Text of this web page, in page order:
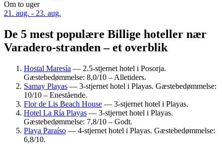
Om to uger
21. aug. - 23. aug.
De 5 mest populære Billige hoteller nær
Varadero-stranden – et overblik
Hostal Maresía — 2.5-stjernet hotel i Posorja.
Gæstebedømmelse: 8,0/10 – Alletiders.
Samay Playas — 3-stjernet hotel i Playas. Gæstebedømmelse:
10/10 – Enestående.
Flor de Lis Beach House — 3-stjernet hotel i Playas.
Hotel La Ría Playas — 3-stjernet hotel i Playas.
Gæstebedømmelse: 7,8/10 – Godt.
Playa Paraíso — 4-stjernet hotel i Playas. Gæstebedømmelse:
6,8/10.